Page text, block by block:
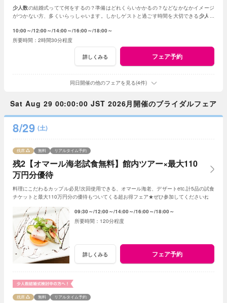
少人数の結婚式ってて何をするの？準備はどれくらいかかるの？などなかなかイメージ
がつかない方、多くいらっしゃいます。しかしゲストと過ごす時間を大切できる少人数
10:00～ 12:00～ 14:00～ 16:00～ 18:00～
2時間30分程度
詳しくみる フェア予約
同日開催の他のフェアを見る(4件)
Sat Aug 29 00:00:00 JST 2026月開催のブライダルフェア
8/29 (土)
残2【オマール海老試食無料】館内ツアー×最大110
万円分優待
残席 無料 リアルタイム予約
料理にこだわるカップル必見!次回使用できる、オマール海老、デザートetc.計5品の試食
チケットと最大110万円分の優待もついてくる超お得フェア★ぜひ参加してくださいね♪
09:30～ 12:00～ 14:00～ 16:00～ 18:00～
120分程度
詳しくみる フェア予約
残席 無料 リアルタイム予約